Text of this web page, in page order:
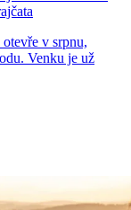
v srpnu,
Venku je už